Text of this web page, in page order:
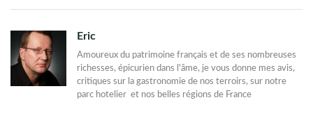
L’ARTICLE
Eric
Amoureux du patrimoine français et de ses nombreuses
richesses, épicurien dans l'âme, je vous donne mes avis,
critiques sur la gastronomie de nos terroirs, sur notre
parc hotelier et nos belles régions de France